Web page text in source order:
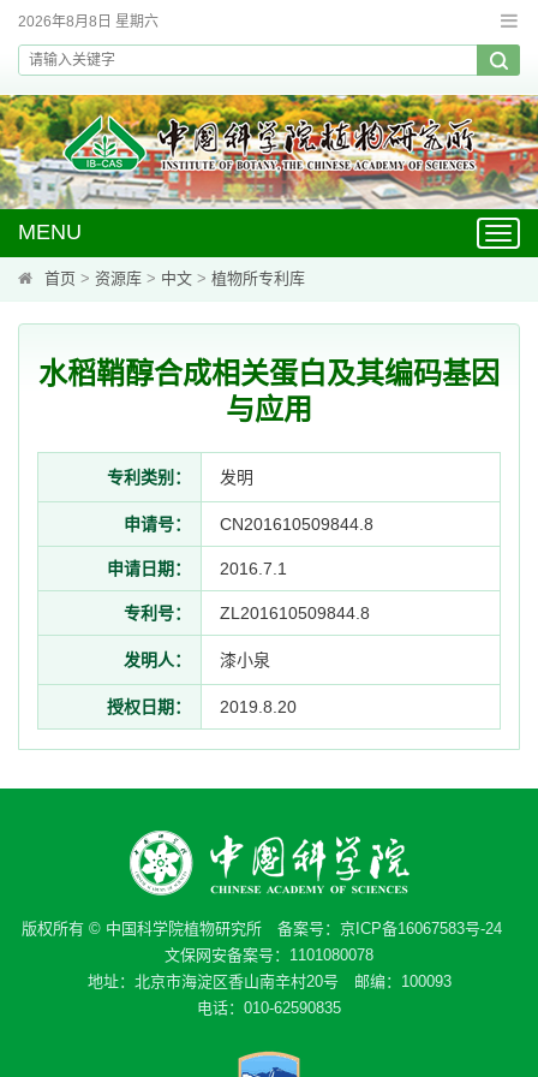
2026年8月8日 星期六
MENU
首页 > 资源库 > 中文 > 植物所专利库
水稻鞘醇合成相关蛋白及其编码基因
与应用
专利类别： 发明
申请号： CN201610509844.8
申请日期： 2016.7.1
专利号： ZL201610509844.8
发明人： 漆小泉
授权日期： 2019.8.20
版权所有 © 中国科学院植物研究所 备案号： 京ICP备16067583号-24
文保网安备案号：1101080078
地址：北京市海淀区香山南辛村20号 邮编：100093
电话：010-62590835